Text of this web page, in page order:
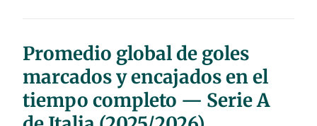
e
Promedio global de goles
marcados y encajados en el
tiempo completo — Serie A